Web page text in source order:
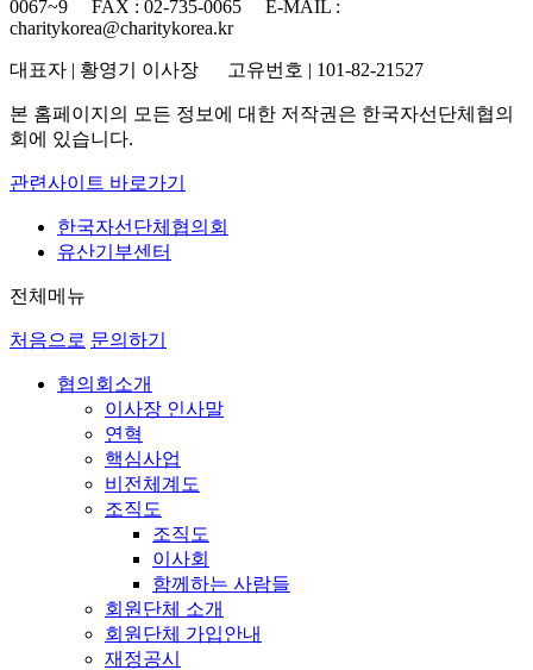
0067~9 FAX : 02-735-0065 E-MAIL :
charitykorea@charitykorea.kr
대표자 | 황영기 이사장 고유번호 | 101-82-21527
본 홈페이지의 모든 정보에 대한 저작권은 한국자선단체협의
회에 있습니다.
관련사이트 바로가기
한국자선단체협의회
유산기부센터
전체메뉴
처음으로 문의하기
협의회소개
이사장 인사말
연혁
핵심사업
비전체계도
조직도
조직도
이사회
함께하는 사람들
회원단체 소개
회원단체 가입안내
재정공시